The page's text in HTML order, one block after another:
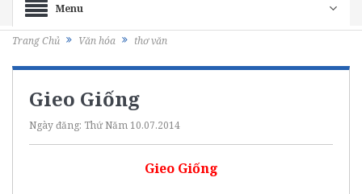
Menu
Trang Chủ Văn hóa thơ văn
Gieo Giống
Ngày đăng: Thứ Năm 10.07.2014
Gieo Giống